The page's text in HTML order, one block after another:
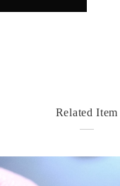
Related Item